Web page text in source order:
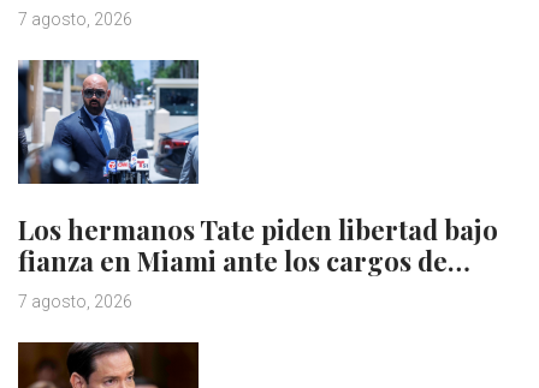
7 agosto, 2026
Los hermanos Tate piden libertad bajo
fianza en Miami ante los cargos de…
7 agosto, 2026